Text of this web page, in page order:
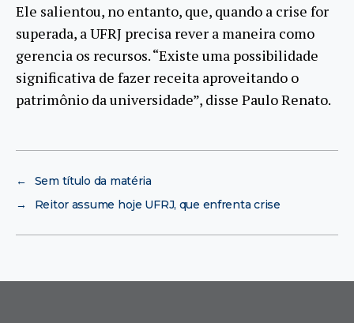
Ele salientou, no entanto, que, quando a crise for
superada, a UFRJ precisa rever a maneira como
gerencia os recursos. “Existe uma possibilidade
significativa de fazer receita aproveitando o
patrimônio da universidade”, disse Paulo Renato.
←
Sem título da matéria
→
Reitor assume hoje UFRJ, que enfrenta crise